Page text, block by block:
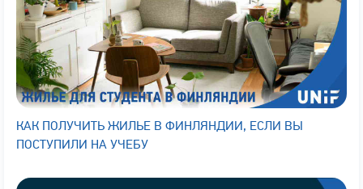
КАК ПОЛУЧИТЬ ЖИЛЬЕ В ФИНЛЯНДИИ, ЕСЛИ ВЫ
ПОСТУПИЛИ НА УЧЕБУ